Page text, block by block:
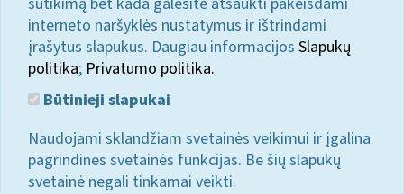
interneto naršyklės nustatymus ir ištrindami
įrašytus slapukus. Daugiau informacijos Slapukų
politika; Privatumo politika.
Būtinieji slapukai
Naudojami sklandžiam svetainės veikimui ir įgalina
pagrindines svetainės funkcijas. Be šių slapukų
svetainė negali tinkamai veikti.